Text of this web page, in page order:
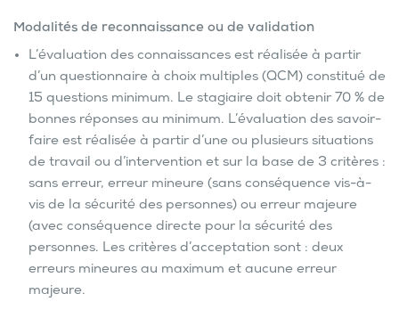
Modalités de reconnaissance ou de validation
L’évaluation des connaissances est réalisée à partir
d’un questionnaire à choix multiples (QCM) constitué de
15 questions minimum. Le stagiaire doit obtenir 70 % de
bonnes réponses au minimum. L’évaluation des savoir-
faire est réalisée à partir d’une ou plusieurs situations
de travail ou d’intervention et sur la base de 3 critères :
sans erreur, erreur mineure (sans conséquence vis-à-
vis de la sécurité des personnes) ou erreur majeure
(avec conséquence directe pour la sécurité des
personnes. Les critères d’acceptation sont : deux
erreurs mineures au maximum et aucune erreur
majeure.